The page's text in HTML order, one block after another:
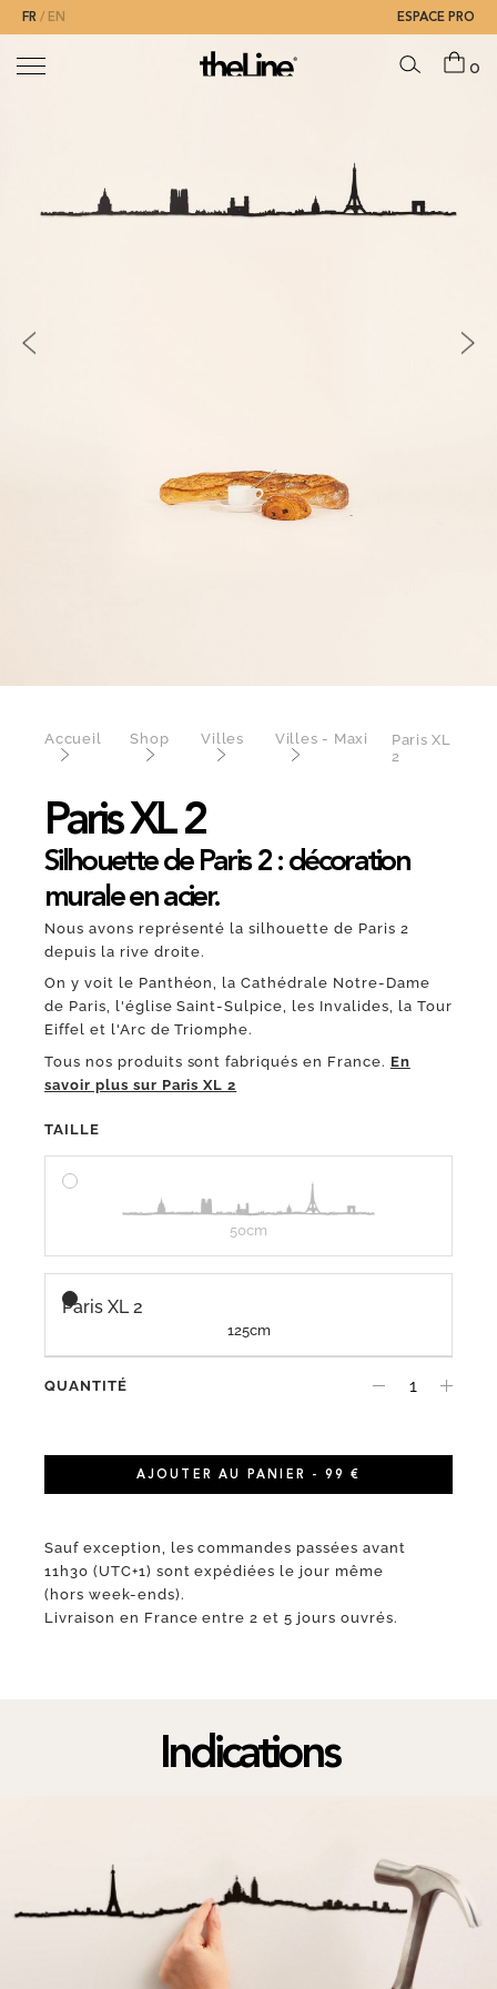
FR EN ESPACE PRO
0
Accueil Shop Villes Villes - Maxi
Paris XL
2
Paris XL 2
Silhouette de Paris 2 : décoration
murale en acier.
Nous avons représenté la silhouette de Paris 2
depuis la rive droite.
On y voit le Panthéon, la Cathédrale Notre-Dame
de Paris, l'église Saint-Sulpice, les Invalides, la Tour
Eiffel et l'Arc de Triomphe.
Tous nos produits sont fabriqués en France. En
savoir plus sur Paris XL 2
TAILLE
50cm
Paris XL 2
125cm
QUANTITÉ
AJOUTER AU PANIER - 99 €
Sauf exception, les commandes passées avant
11h30 (UTC+1) sont expédiées le jour même
(hors week-ends).
Livraison en France entre 2 et 5 jours ouvrés.
Indications